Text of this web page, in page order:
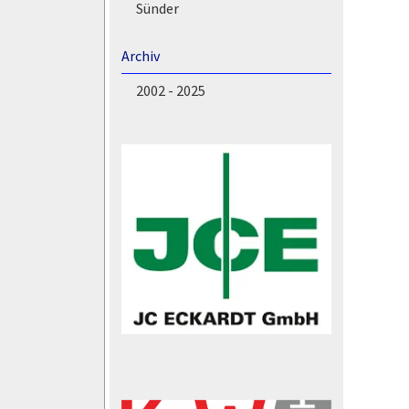
Sünder
Archiv
2002 - 2025